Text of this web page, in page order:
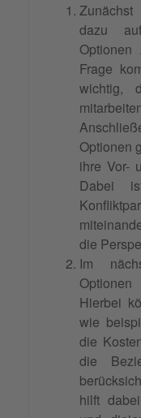
dazu
Frage
wichtig,
Optionen
ihre Vor-
Dabei
die
Im
Hierbei
wie
die
die
hilft